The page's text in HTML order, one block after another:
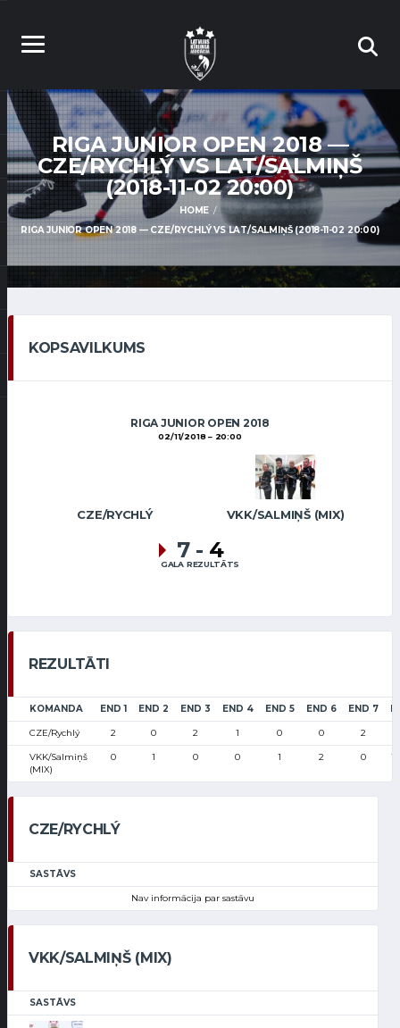
RIGA JUNIOR OPEN 2018 —
CZE/RYCHLÝ VS LAT/SALMIŅŠ
(2018-11-02 20:00)
HOME
RIGA JUNIOR OPEN 2018 — CZE/RYCHLÝ VS LAT/SALMIŅŠ (2018-11-02 20:00)
KOPSAVILKUMS
RIGA JUNIOR OPEN 2018
02/11/2018 20:00
CZE/RYCHLÝ VKK/SALMIŅŠ (MIX)
7 - 4
GALA REZULTĀTS
REZULTĀTI
KOMANDA END 1 END 2 END 3 END 4 END 5 END 6 END 7
CZE/Rychlý 2 0 2 1 0 0 2
VKK/Salmiņš
(MIX)
0 1 0 0 1 2 0
CZE/RYCHLÝ
SASTĀVS
Nav informācija par sastāvu
VKK/SALMIŅŠ (MIX)
SASTĀVS